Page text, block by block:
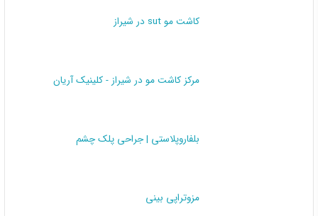
کاشت مو sut در شیراز
مرکز کاشت مو در شیراز - کلینیک آریان
بلفاروپلاستی | جراحی پلک چشم
مزوتراپی بینی